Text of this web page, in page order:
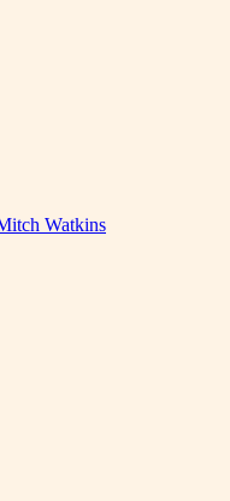
Watkins